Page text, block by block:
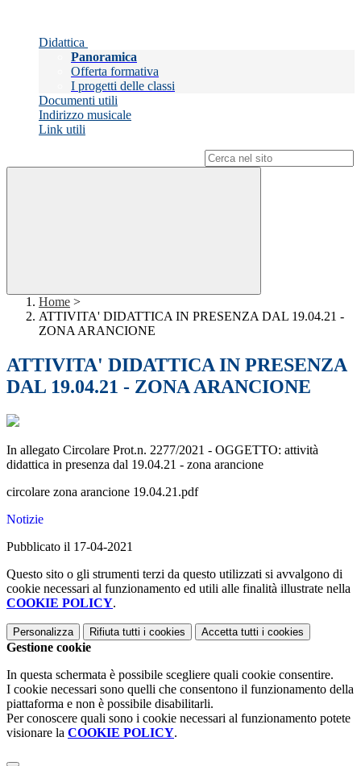
Didattica
Panoramica
Offerta formativa
I progetti delle classi
Documenti utili
Indirizzo musicale
Link utili
Home >
ATTIVITA' DIDATTICA IN PRESENZA DAL 19.04.21 -
ZONA ARANCIONE
ATTIVITA' DIDATTICA IN PRESENZA
DAL 19.04.21 - ZONA ARANCIONE
In allegato Circolare Prot.n. 2277/2021 - OGGETTO: attività
didattica in presenza dal 19.04.21 - zona arancione
circolare zona arancione 19.04.21.pdf
Notizie
Pubblicato il 17-04-2021
Questo sito o gli strumenti terzi da questo utilizzati si avvalgono di
cookie necessari al funzionamento ed utili alle finalità illustrate nella
COOKIE POLICY.
Personalizza Rifiuta tutti i cookies Accetta tutti i cookies
Gestione cookie
In questa schermata è possibile scegliere quali cookie consentire.
I cookie necessari sono quelli che consentono il funzionamento della
piattaforma e non è possibile disabilitarli.
Per conoscere quali sono i cookie necessari al funzionamento potete
visionare la COOKIE POLICY.